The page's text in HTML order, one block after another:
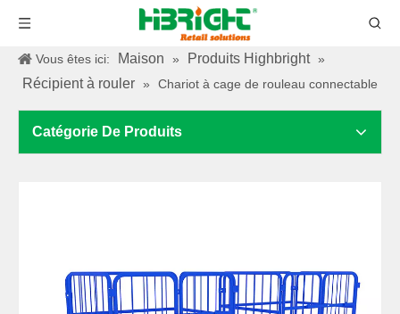
Vous êtes ici: Maison » Produits Highbright »
Récipient à rouler » Chariot à cage de rouleau connectable
Catégorie De Produits